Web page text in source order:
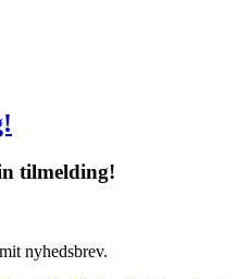
tilmelding!
nyhedsbrev.